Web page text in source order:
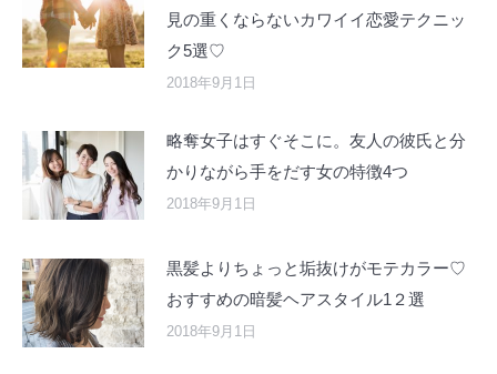
見の重くならないカワイイ恋愛テクニッ
ク5選♡
2018年9月1日
略奪女子はすぐそこに。友人の彼氏と分
かりながら手をだす女の特徴4つ
2018年9月1日
黒髪よりちょっと垢抜けがモテカラー♡
おすすめの暗髪ヘアスタイル1２選
2018年9月1日